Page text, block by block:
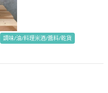
調味/油/料理米酒/醬料/乾貨